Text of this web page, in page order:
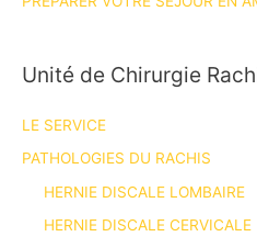
Unité de Chirurgie
LE SERVICE
PATHOLOGIES DU RACHIS
HERNIE DISCALE LOMBAIRE
HERNIE DISCALE CERVICALE